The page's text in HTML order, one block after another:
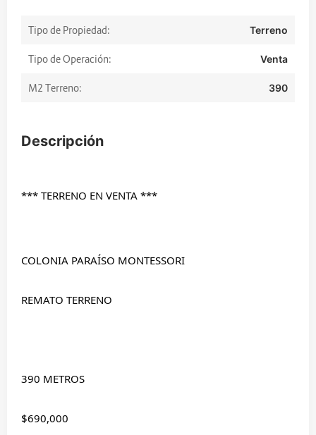
Tipo de Propiedad: Terreno
Tipo de Operación: Venta
M2 Terreno: 390
Descripción
*** TERRENO EN VENTA ***
COLONIA PARAÍSO MONTESSORI
REMATO TERRENO
390 METROS
$690,000